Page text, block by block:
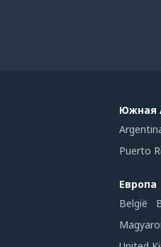
Южная
Puerto
Европа
België